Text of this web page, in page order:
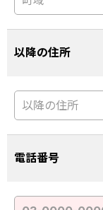
以降の住所
電話番号